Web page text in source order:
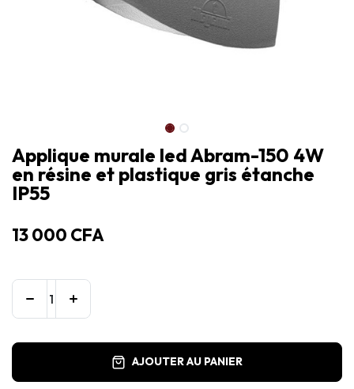
Applique murale led Abram-150 4W
en résine et plastique gris étanche
IP55
13 000 CFA
AJOUTER AU PANIER